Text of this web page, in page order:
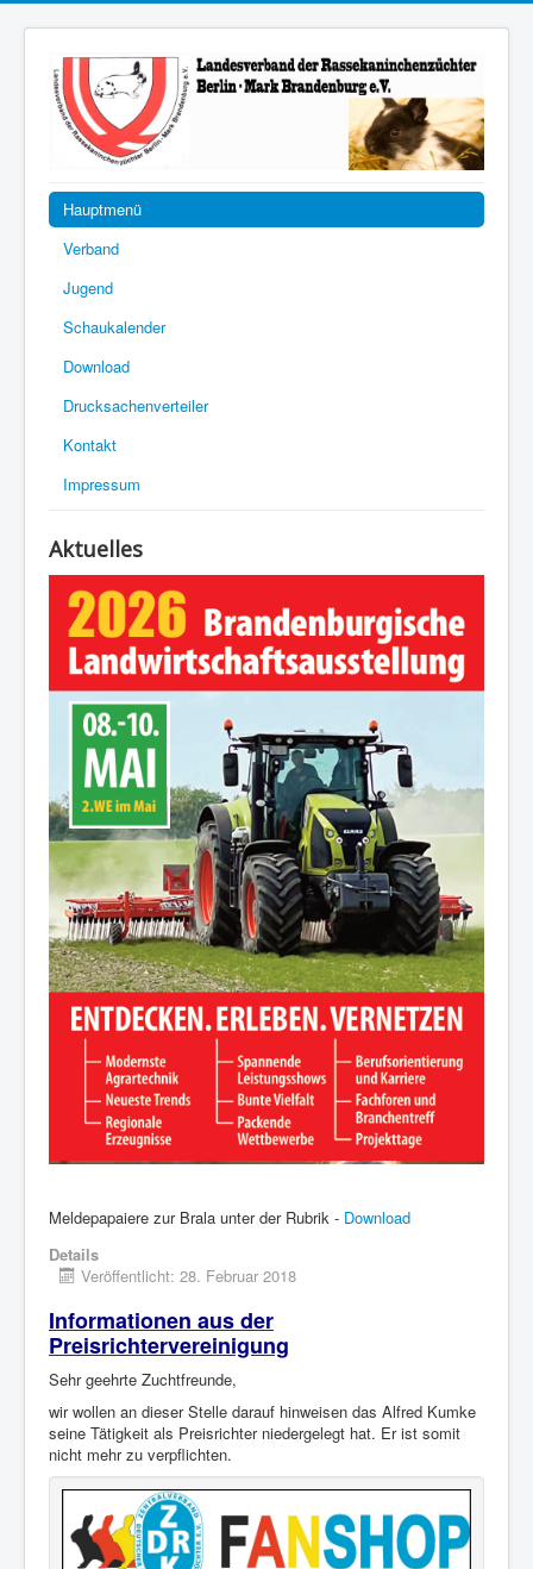
Hauptmenü
Verband
Jugend
Schaukalender
Download
Drucksachenverteiler
Kontakt
Impressum
Aktuelles
Meldepapaiere zur Brala unter der Rubrik - Download
Details
Veröffentlicht: 28. Februar 2018
Informationen aus der
Preisrichtervereinigung
Sehr geehrte Zuchtfreunde,
wir wollen an dieser Stelle darauf hinweisen das Alfred Kumke
seine Tätigkeit als Preisrichter niedergelegt hat. Er ist somit
nicht mehr zu verpflichten.